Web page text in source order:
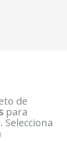
de
para